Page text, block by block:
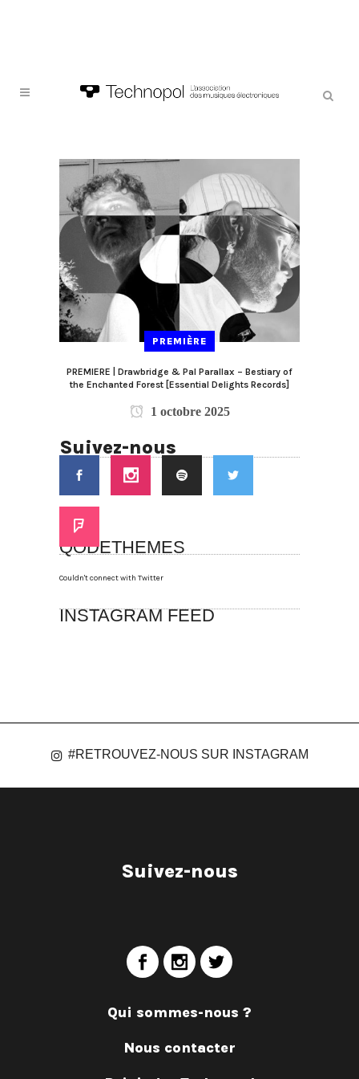
PREMIÈRE
PREMIERE | Drawbridge & Pal Parallax – Bestiary of
the Enchanted Forest [Essential Delights Records]
1 octobre 2025
Suivez-nous
QODETHEMES
Couldn't connect with Twitter
INSTAGRAM FEED
#RETROUVEZ-NOUS SUR INSTAGRAM
Suivez-nous
Qui sommes-nous ?
Nous contacter